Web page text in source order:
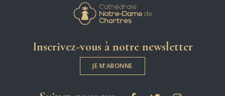
Inscrivez-vous à notre newsletter
JE M'ABONNE